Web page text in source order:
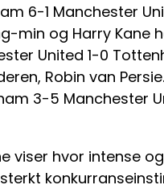
6-1 Manchester
min og Harry Kane
United 1-0
Robin van Persie.
3-5 Manchester
viser hvor intense